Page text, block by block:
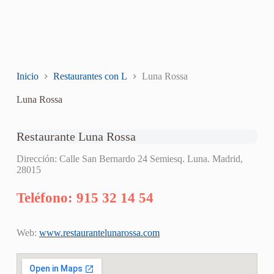
Inicio Restaurantes con L Luna Rossa
Luna Rossa
Restaurante Luna Rossa
Dirección: Calle San Bernardo 24 Semiesq. Luna. Madrid,
28015
Teléfono: 915 32 14 54
Web: www.restaurantelunarossa.com